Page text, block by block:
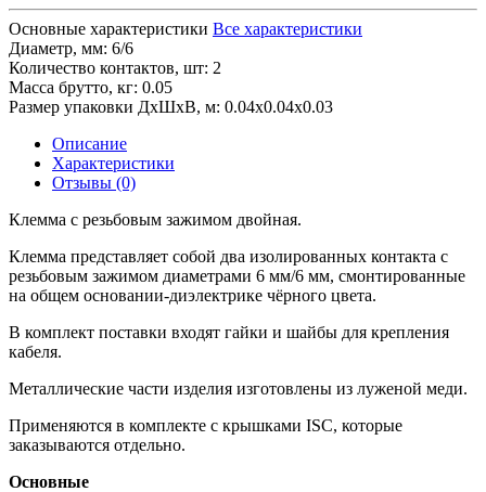
Основные характеристики Все характеристики
Диаметр, мм: 6/6
Количество контактов, шт: 2
Масса брутто, кг: 0.05
Размер упаковки ДхШхВ, м: 0.04x0.04x0.03
Описание
Характеристики
Отзывы (0)
Клемма с резьбовым зажимом двойная.
Клемма представляет собой два изолированных контакта с
резьбовым зажимом диаметрами 6 мм/6 мм, смонтированные
на общем основании-диэлектрике чёрного цвета.
В комплект поставки входят гайки и шайбы для крепления
кабеля.
Металлические части изделия изготовлены из луженой меди.
Применяются в комплекте с крышками ISC, которые
заказываются отдельно.
Основные